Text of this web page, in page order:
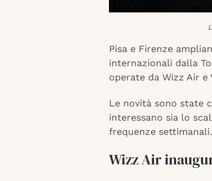
Pisa e Firenze
internazionali dalla
operate da Wizz Air e
Le novità sono state
interessano sia lo
frequenze settimanali.
Wizz Air